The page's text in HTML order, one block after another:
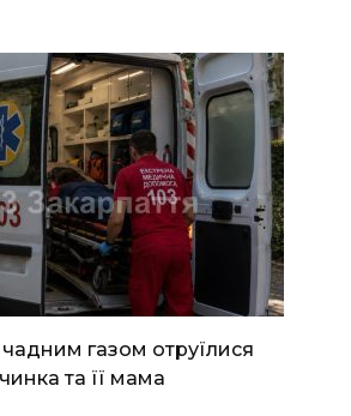
газом отруїлися
та її мама